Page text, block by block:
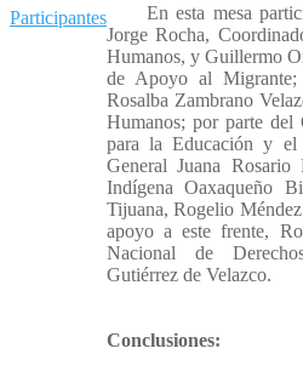
Participantes En esta mesa
Jorge Rocha,
Humanos, y Guillermo
de Apoyo al
Rosalba Zambrano
Humanos; por parte del
para la Educación y el
General Juana
Indígena Oaxaqueño
Tijuana, Rogelio
apoyo a este frente,
Nacional de
Gutiérrez de Velazco.
Conclusiones: